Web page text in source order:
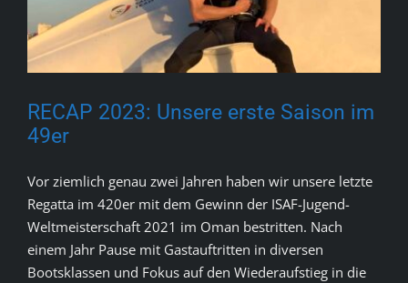
RECAP 2023: Unsere erste Saison im
49er
Vor ziemlich genau zwei Jahren haben wir unsere letzte
Regatta im 420er mit dem Gewinn der ISAF-Jugend-
Weltmeisterschaft 2021 im Oman bestritten. Nach
einem Jahr Pause mit Gastauftritten in diversen
Bootsklassen und Fokus auf den Wiederaufstieg in die